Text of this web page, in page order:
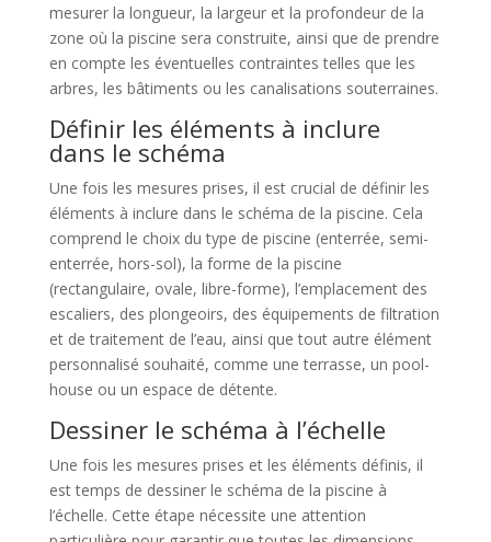
mesurer la longueur, la largeur et la profondeur de la
zone où la piscine sera construite, ainsi que de prendre
en compte les éventuelles contraintes telles que les
arbres, les bâtiments ou les canalisations souterraines.
Définir les éléments à inclure
dans le schéma
Une fois les mesures prises, il est crucial de définir les
éléments à inclure dans le schéma de la piscine. Cela
comprend le choix du type de piscine (enterrée, semi-
enterrée, hors-sol), la forme de la piscine
(rectangulaire, ovale, libre-forme), l’emplacement des
escaliers, des plongeoirs, des équipements de filtration
et de traitement de l’eau, ainsi que tout autre élément
personnalisé souhaité, comme une terrasse, un pool-
house ou un espace de détente.
Dessiner le schéma à l’échelle
Une fois les mesures prises et les éléments définis, il
est temps de dessiner le schéma de la piscine à
l’échelle. Cette étape nécessite une attention